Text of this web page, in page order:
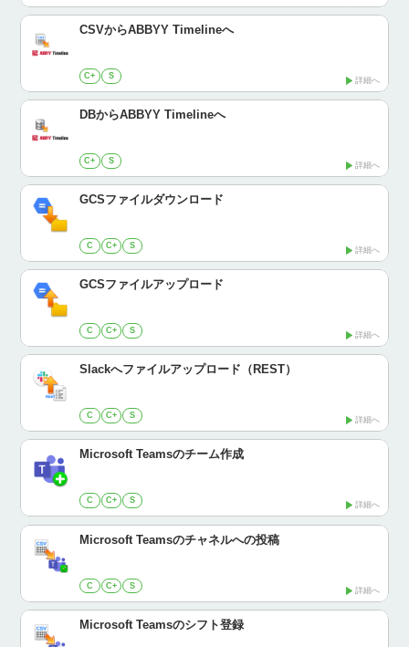
CSVからABBYY Timelineへ
C+ S 詳細へ
DBからABBYY Timelineへ
C+ S 詳細へ
GCSファイルダウンロード
C C+ S 詳細へ
GCSファイルアップロード
C C+ S 詳細へ
Slackへファイルアップロード（REST）
C C+ S 詳細へ
Microsoft Teamsのチーム作成
C C+ S 詳細へ
Microsoft Teamsのチャネルへの投稿
C C+ S 詳細へ
Microsoft Teamsのシフト登録